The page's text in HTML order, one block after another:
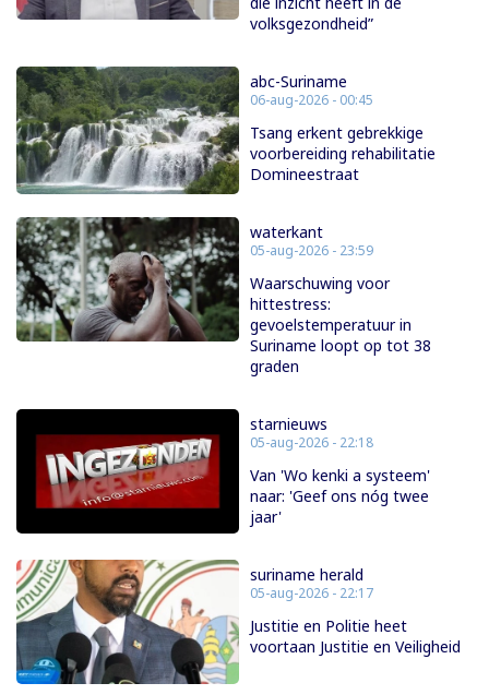
volksgezondheid”
abc-Suriname
06-aug-2026 - 00:45
Tsang erkent gebrekkige
voorbereiding rehabilitatie
Domineestraat
waterkant
05-aug-2026 - 23:59
Waarschuwing voor
hittestress:
gevoelstemperatuur in
Suriname loopt op tot 38
graden
starnieuws
05-aug-2026 - 22:18
Van 'Wo kenki a systeem'
naar: 'Geef ons nóg twee
jaar'
suriname herald
05-aug-2026 - 22:17
Justitie en Politie heet
voortaan Justitie en Veiligheid